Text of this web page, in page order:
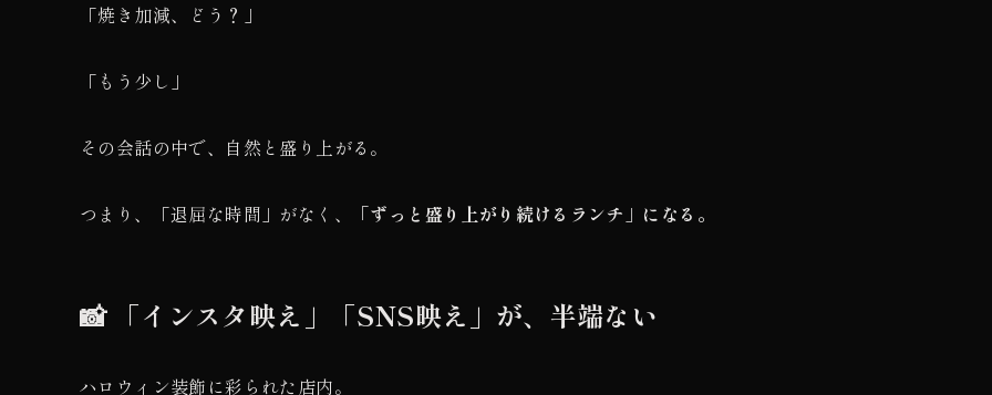
「焼き加減、どう？」
「もう少し」
その会話の中で、自然と盛り上がる。
つまり、「退屈な時間」がなく、 「ずっと盛り上がり続けるランチ」になる。
📸 「インスタ映え」「SNS映え」が、半端ない
ハロウィン装飾に彩られた店内。